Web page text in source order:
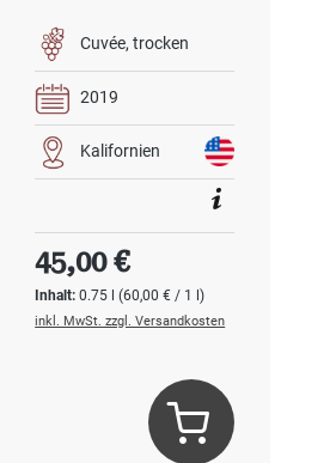
Cuvée trocken
2019
Kalifornien
Inhalt:0.75 l(60,00 € / 1 l)
Regulärer Preis:
45,00 €
inkl. MwSt. zzgl. Versandkosten